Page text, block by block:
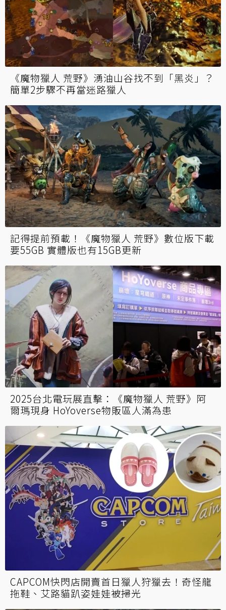
《魔物獵人 荒野》湧油山谷找不到「黑炎」？
簡單2步驟不再當迷路獵人
記得提前預載！《魔物獵人 荒野》數位版下載
要55GB 實體版也有15GB更新
2025台北電玩展直擊：《魔物獵人 荒野》阿
爾瑪現身 HoYoverse物販區人滿為患
CAPCOM快閃店開賣首日獵人狩獵去！奇怪龍
拖鞋、艾路貓趴姿娃娃被掃光